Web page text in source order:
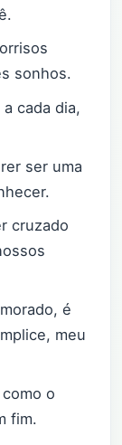
sonhos.
cada dia,
ser uma
cruzado
é
meu
o
fim.